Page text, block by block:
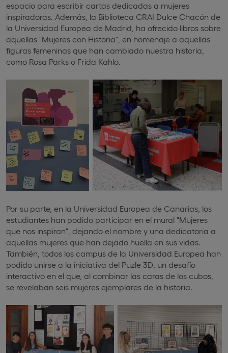
espacio para escribir cartas dedicadas a mujeres
inspiradoras. Además, la Biblioteca CRAI Dulce Chacón de
la Universidad Europea de Madrid, ha ofrecido libros sobre
aquellas "Mujeres con Historia", en homenaje a aquellas
figuras femeninas que han cambiado nuestra historia,
como Rosa Parks o Frida Kahlo.
Por su parte, en la Universidad Europea de Canarias, los
estudiantes han podido participar en el mural "Mujeres
que nos inspiran", dejando el nombre y una dedicatoria a
aquellas mujeres que han dejado huella en sus vidas.
También, todos los campus de la Universidad Europea han
podido unirse a la iniciativa del Puzle 3D, un desafío
interactivo en el que, al combinar las caras de los cubos,
se revelaban seis mujeres ejemplares de la historia.